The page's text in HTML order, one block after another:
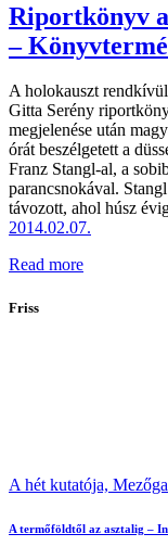
Riportkönyv
–
A holokauszt
Gitta Serény
megjelenése után
órát beszélgetett a
Franz Stangl-al, a
parancsnokával.
távozott, ahol húsz
2014.02.07.
Read more
Friss
A hét kutatója,
A termőföldtől az asztalig –